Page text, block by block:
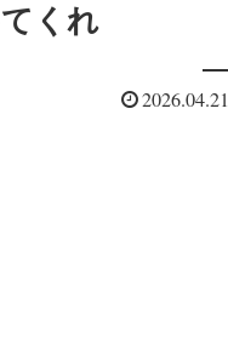
くれ
2026.04.21